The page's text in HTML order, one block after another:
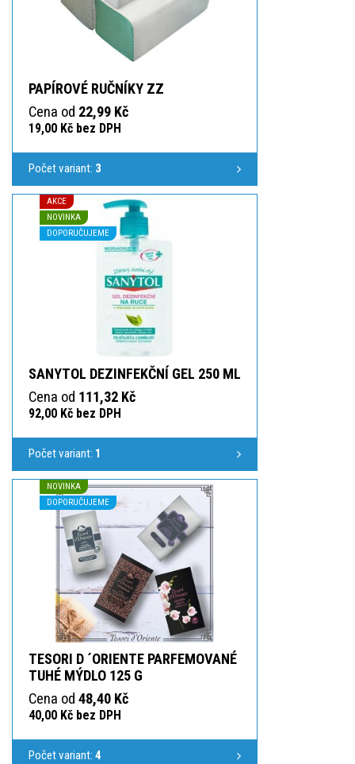
PAPÍROVÉ RUČNÍKY ZZ
Cena od 22,99 Kč
19,00 Kč bez DPH
Počet variant: 3
AKCE
NOVINKA
DOPORUČUJEME
SANYTOL DEZINFEKČNÍ GEL 250 ML
Cena od 111,32 Kč
92,00 Kč bez DPH
Počet variant: 1
NOVINKA
DOPORUČUJEME
TESORI D ´ORIENTE PARFEMOVANÉ
TUHÉ MÝDLO 125 G
Cena od 48,40 Kč
40,00 Kč bez DPH
Počet variant: 4